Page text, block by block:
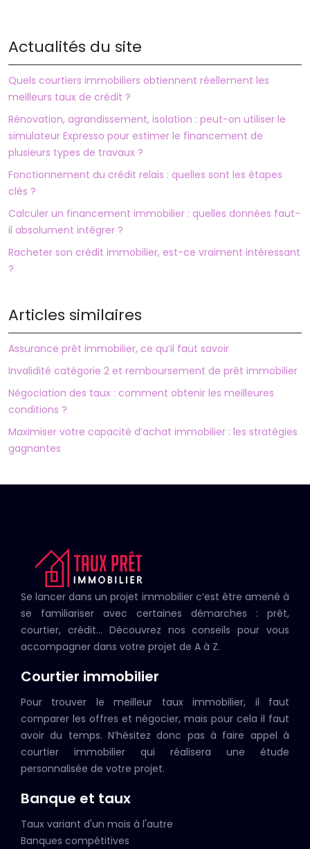
Actualités du site
Quels courtiers immobiliers obtiennent réellement les
meilleurs taux de crédit ?
Rénovation, agrandissement, isolation : peut-on utiliser le
simulateur Expresso pour estimer le financement de
plusieurs types de travaux ?
Fonctionnement du crédit relais : quelles sont les étapes
clés ?
Calculer un financement immobilier : quelles données faut-
il absolument intégrer ?
Racheter son crédit immobilier, est-ce vraiment intéressant
?
Articles similaires
Assurance prêt immobilier, ce qu’il faut savoir
Invalidité catégorie 2 et remboursement de prêt immobilier
Négociation des taux : comment obtenir les meilleures
conditions ?
Maximiser votre capacité d’achat immobilier : les stratégies
gagnantes
Se lancer dans un projet immobilier c’est être amené à
se familiariser avec certaines démarches : prêt,
courtier, crédit… Découvrez nos conseils pour vous
accompagner dans votre projet de A à Z.
Courtier immobilier
Pour trouver le meilleur taux immobilier, il faut
comparer les offres et négocier, mais pour cela il faut
avoir du temps. N’hésitez donc pas à faire appel à
courtier immobilier qui réalisera une étude
personnalisée de votre projet.
Banque et taux
Taux variant d'un mois à l'autre
Banques compétitives